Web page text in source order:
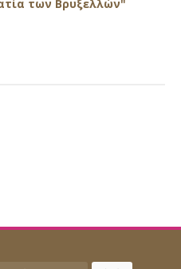
των Βρυξελλών"